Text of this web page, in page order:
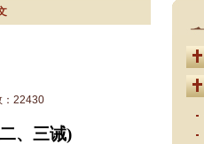
22430
、三诫)